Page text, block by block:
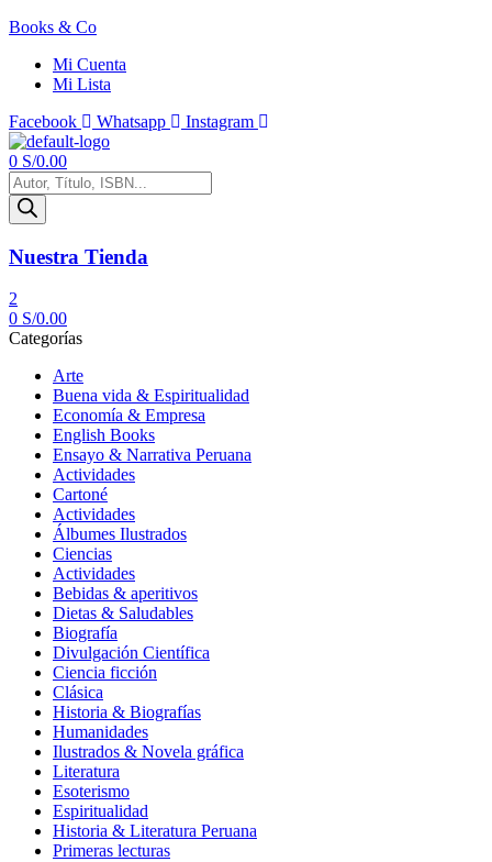
Books & Co
Mi Cuenta
Mi Lista
Facebook
Whatsapp
Instagram
Menú
0 S/0.00
Búsqueda
de
productos
Nuestra Tienda
2
0 S/0.00
Categorías
Arte
Buena vida & Espiritualidad
Economía & Empresa
English Books
Ensayo & Narrativa Peruana
Actividades
Cartoné
Actividades
Álbumes Ilustrados
Ciencias
Actividades
Bebidas & aperitivos
Dietas & Saludables
Biografía
Divulgación Científica
Ciencia ficción
Clásica
Historia & Biografías
Humanidades
Ilustrados & Novela gráfica
Literatura
Esoterismo
Espiritualidad
Historia & Literatura Peruana
Primeras lecturas